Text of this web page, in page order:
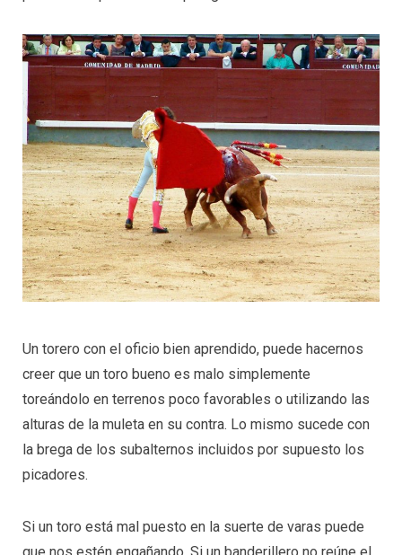
Un torero con el oficio bien aprendido, puede hacernos
creer que un toro bueno es malo simplemente
toreándolo en terrenos poco favorables o utilizando las
alturas de la muleta en su contra. Lo mismo sucede con
la brega de los subalternos incluidos por supuesto los
picadores.
Si un toro está mal puesto en la suerte de varas puede